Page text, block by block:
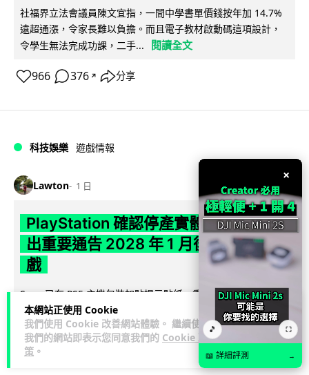
本網站正使用 Cookie
我們使用 Cookie 改善網站體驗。 繼續使用
我們的網站即表示您同意我們的 Cookie 政
策 。
社福界立法會議員陳文宜指，一間中學書單價錢按年加 14.7%
遠超通漲，令家長難以負擔。而且電子教材啟動碼這項設計，
令學生無法完成功課，二手...
閱讀全文
966 376 ↗ 分享
科技娛樂 遊戲情報
Lawton 1 日
PlayStation 確認停產實體光碟 包裝印
出重要通告 2028 年 1 月後不出光碟遊
戲
Sony 已在 PS5 主機包裝加貼提示貼紙，重申官方 7 月已公布
計劃：2028 年 1 月起停產新遊戲實體光碟。分析師預期 PS6
因此... 閱讀全文
174
×
🎵 ⛶
📖 詳細評測 →